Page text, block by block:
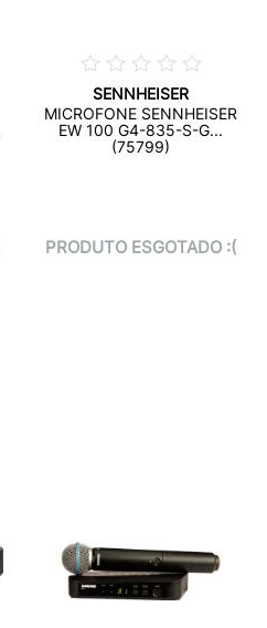
SENNHEISER
MICROFONE SENNHEISER
EW 100 G4-835-S-G...
(75799)
PRODUTO ESGOTADO :(